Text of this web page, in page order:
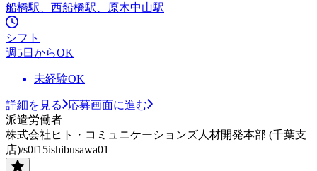
船橋駅、西船橋駅、原木中山駅
シフト
週5日からOK
未経験OK
詳細を見る
応募画面に進む
派遣労働者
株式会社ヒト・コミュニケーションズ人材開発本部 (千葉支
店)/s0f15ishibusawa01